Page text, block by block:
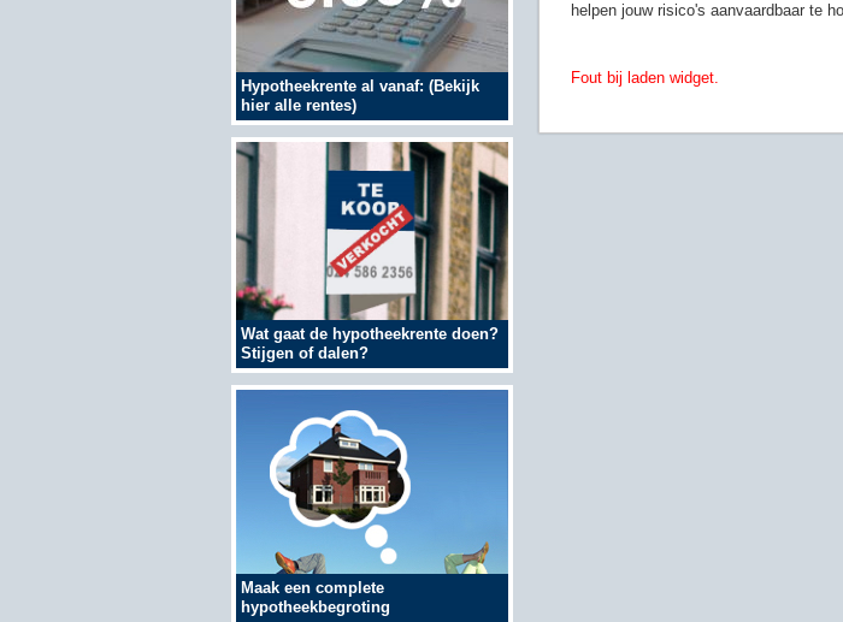
Hypotheekrente al vanaf: (Bekijk
hier alle rentes)
Wat gaat de hypotheekrente doen?
Stijgen of dalen?
Maak een complete
hypotheekbegroting
helpen jouw risico's aanvaardbaar te
Fout bij laden widget.